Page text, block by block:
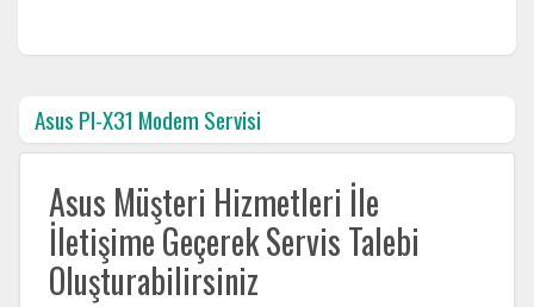
Asus Pl-X31 Modem Servisi
Asus Müşteri Hizmetleri İle
İletişime Geçerek Servis Talebi
Oluşturabilirsiniz